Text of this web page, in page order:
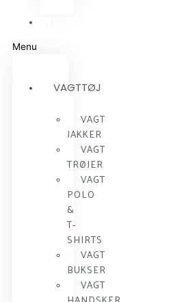
Menu
VAGTTØJ
VAGT
JAKKER
VAGT
TRØJER
VAGT
POLO
&
T-
SHIRTS
VAGT
BUKSER
VAGT